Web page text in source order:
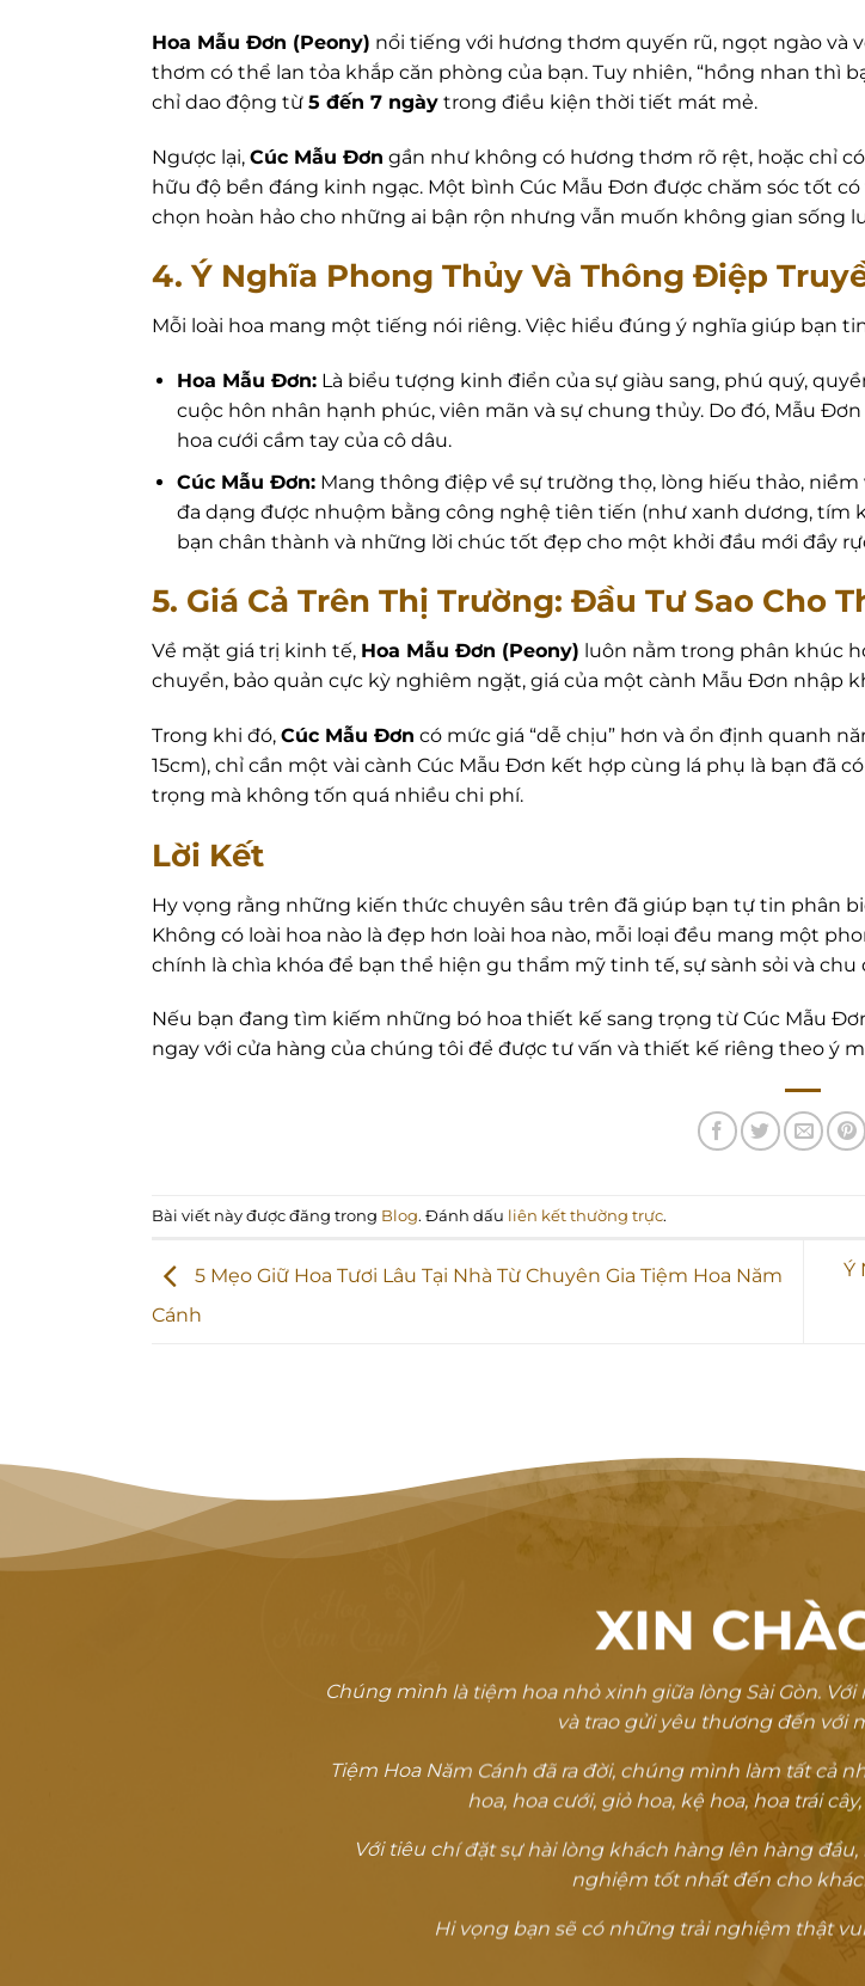
Hoa Mẫu Đơn (Peony) nổi tiếng với hương thơm quyến rũ, ngọt ngào và
thơm có thể lan tỏa khắp căn phòng của bạn. Tuy nhiên, “hồng nhan thì
chỉ dao động từ 5 đến 7 ngày trong điều kiện thời tiết mát mẻ.
Ngược lại, Cúc Mẫu Đơn gần như không có hương thơm rõ rệt, hoặc chỉ
hữu độ bền đáng kinh ngạc. Một bình Cúc Mẫu Đơn được chăm sóc tốt
chọn hoàn hảo cho những ai bận rộn nhưng vẫn muốn không gian sống
4. Ý Nghĩa Phong Thủy Và Thông Điệp
Mỗi loài hoa mang một tiếng nói riêng. Việc hiểu đúng ý nghĩa giúp bạn
Hoa Mẫu Đơn:Là biểu tượng kinh điển của sự giàu sang, phú quý,
cuộc hôn nhân hạnh phúc, viên mãn và sự chung thủy. Do đó, Mẫu
hoa cưới cầm tay của cô dâu.
Cúc Mẫu Đơn:Mang thông điệp về sự trường thọ, lòng hiếu thảo, niềm
đa dạng được nhuộm bằng công nghệ tiên tiến (như xanh dương, tím
bạn chân thành và những lời chúc tốt đẹp cho một khởi đầu mới đầy
5. Giá Cả Trên Thị Trường: Đầu Tư Sao Cho
Về mặt giá trị kinh tế, Hoa Mẫu Đơn (Peony) luôn nằm trong phân khúc
chuyển, bảo quản cực kỳ nghiêm ngặt, giá của một cành Mẫu Đơn nhập
Trong khi đó, Cúc Mẫu Đơn có mức giá “dễ chịu” hơn và ổn định quanh
15cm), chỉ cần một vài cành Cúc Mẫu Đơn kết hợp cùng lá phụ là bạn đã
trọng mà không tốn quá nhiều chi phí.
Lời Kết
Hy vọng rằng những kiến thức chuyên sâu trên đã giúp bạn tự tin phân
Không có loài hoa nào là đẹp hơn loài hoa nào, mỗi loại đều mang một
chính là chìa khóa để bạn thể hiện gu thẩm mỹ tinh tế, sự sành sỏi và
Nếu bạn đang tìm kiếm những bó hoa thiết kế sang trọng từ Cúc Mẫu
ngay với cửa hàng của chúng tôi để được tư vấn và thiết kế riêng theo ý
Bài viết này được đăng trong Blog. Đánh dấu liên kết thường trực.
5 Mẹo Giữ Hoa Tươi Lâu Tại Nhà Từ Chuyên Gia Tiệm Hoa Năm
Cánh
Ý
XIN
Chúng mình là tiệm hoa nhỏ xinh giữa lòng Sài Gòn.
và trao gửi yêu thương đến với
Tiệm Hoa Năm Cánh đã ra đời, chúng mình làm tất cả
hoa, hoa cưới, giỏ hoa, kệ hoa, hoa trái
Với tiêu chí đặt sự hài lòng khách hàng lên hàng
nghiệm tốt nhất đến cho
Hi vọng bạn sẽ có những trải nghiệm thật